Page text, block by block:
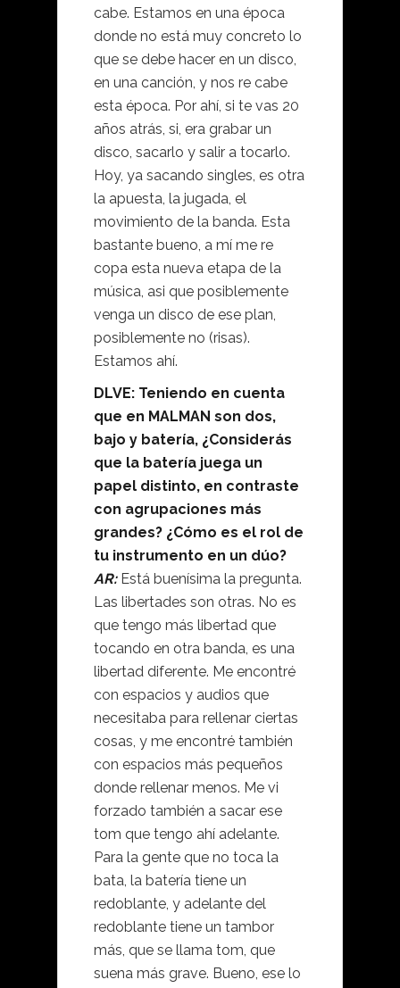
cabe. Estamos en una época
donde no está muy concreto lo
que se debe hacer en un disco,
en una canción, y nos re cabe
esta época. Por ahí, si te vas 20
años atrás, si, era grabar un
disco, sacarlo y salir a tocarlo.
Hoy, ya sacando singles, es otra
la apuesta, la jugada, el
movimiento de la banda. Esta
bastante bueno, a mí me re
copa esta nueva etapa de la
música, asi que posiblemente
venga un disco de ese plan,
posiblemente no (risas).
Estamos ahí.
DLVE: Teniendo en cuenta
que en MALMAN son dos,
bajo y batería, ¿Considerás
que la batería juega un
papel distinto, en contraste
con agrupaciones más
grandes? ¿Cómo es el rol de
tu instrumento en un dúo?
AR:Está buenísima la pregunta.
Las libertades son otras. No es
que tengo más libertad que
tocando en otra banda, es una
libertad diferente. Me encontré
con espacios y audios que
necesitaba para rellenar ciertas
cosas, y me encontré también
con espacios más pequeños
donde rellenar menos. Me vi
forzado también a sacar ese
tom que tengo ahí adelante.
Para la gente que no toca la
bata, la batería tiene un
redoblante, y adelante del
redoblante tiene un tambor
más, que se llama tom, que
suena más grave. Bueno, ese lo